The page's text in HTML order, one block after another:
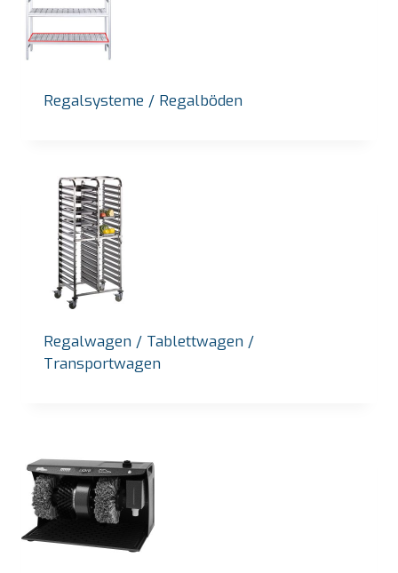
Regalsysteme / Regalböden
Regalwagen / Tablettwagen /
Transportwagen